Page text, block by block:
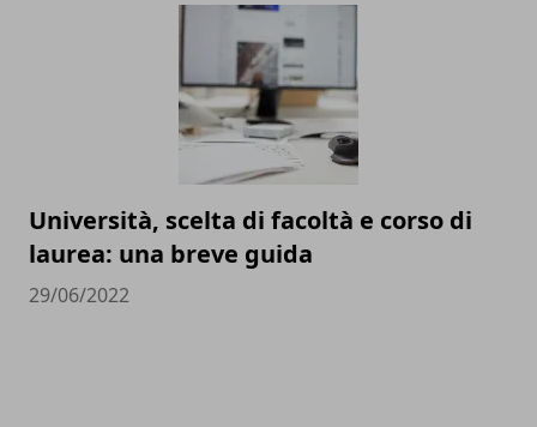
Università, scelta di facoltà e corso di
laurea: una breve guida
29/06/2022